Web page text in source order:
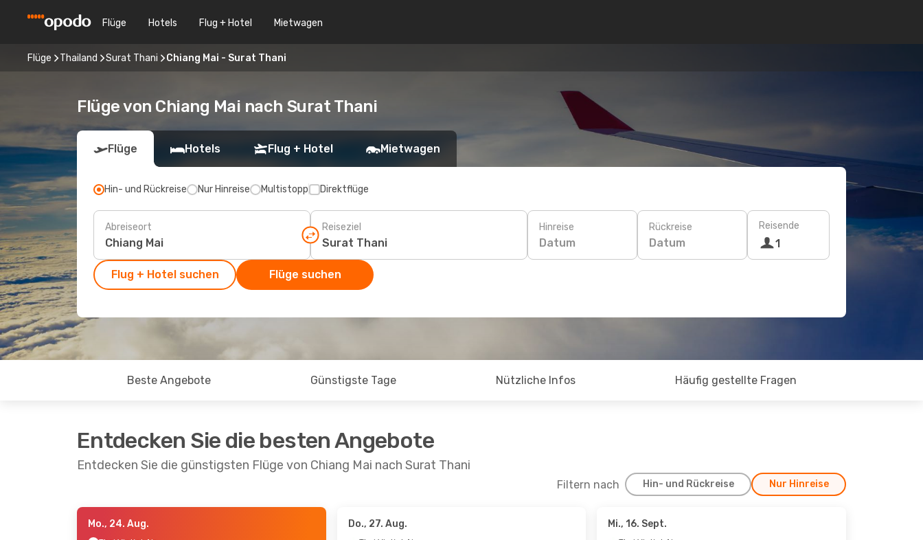
Flüge Hotels Flug + Hotel Mietwagen
Flüge Thailand Surat Thani Chiang Mai - Surat Thani
Flüge von Chiang Mai nach Surat Thani
Flüge Hotels Flug + Hotel Mietwagen
Hin- und Rückreise Nur Hinreise Multistopp Direktflüge
Abreiseort Reiseziel Hinreise
Datum
Rückreise
Datum
Reisende
1
Flug + Hotel suchen Flüge suchen
Beste Angebote Günstigste Tage Nützliche Infos Häufig gestellte Fragen
Entdecken Sie die besten Angebote
Entdecken Sie die günstigsten Flüge von Chiang Mai nach Surat Thani
Filtern nach Hin- und Rückreise Nur Hinreise
- So., 30. Aug.
Mo., 24. Aug. Do., 27. Aug. Mi., 16. Sept.